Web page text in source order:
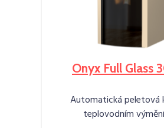
Onyx Full Glass
Automatická peletová
teplovodním